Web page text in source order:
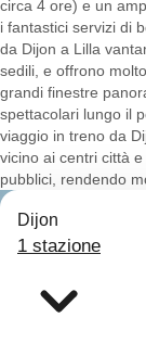
circa 4 ore) e un
i fantastici servizi di
da Dijon a Lilla
sedili, e offrono
grandi finestre
spettacolari lungo il
viaggio in treno da
vicino ai centri città
pubblici, rendendo
Dijon
1 stazione